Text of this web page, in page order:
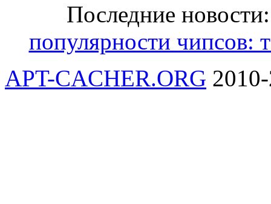
Последние
популярности чипсов:
APT-CACHER.ORG